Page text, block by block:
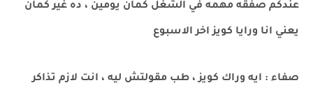
عندكم صفقه مهمه في الشغل كمان يومين ، ده غير كمان
يعني انا ورايا كويز اخر الاسبوع
صفاء : ايه وراك كويز ، طب مقولتش ليه ، انت لازم تذاكر